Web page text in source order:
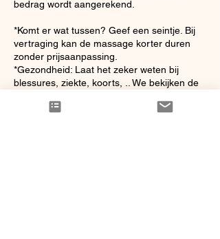
bedrag wordt aangerekend.
*Komt er wat tussen? Geef een seintje. Bij
vertraging kan de massage korter duren
zonder prijsaanpassing.
*Gezondheid: Laat het zeker weten bij
blessures, ziekte, koorts, .. We bekijken de